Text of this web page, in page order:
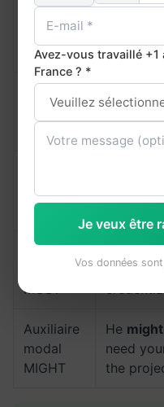
Auxiliaire
modal
CAN
remotely
modal
full
project.
modal
SHOULD
Auxiliaire
MUST
share
Auxiliaire
modal
MIGHT
He
need
the
Avez-vous travaillé +1
France ? *
Je veux être
Vos données